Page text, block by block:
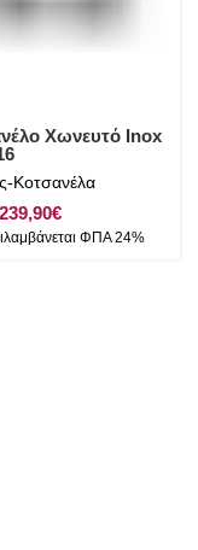
Χωνευτό Inox
Κοτσανέλα
€